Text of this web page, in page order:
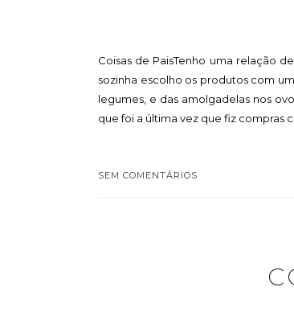
Coisas de PaisTenho uma relação
sozinha escolho os produtos com
legumes, e das amolgadelas nos
que foi a última vez que fiz compras
SEM COMENTÁRIOS